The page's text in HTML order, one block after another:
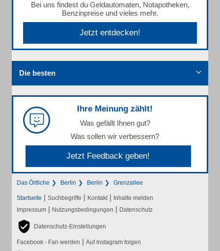
Bei uns findest du Geldautomaten, Notapotheken,
Benzinpreise und vieles mehr.
Jetzt entdecken!
Die besten
Ihre Meinung zählt!
Was gefällt Ihnen gut?
Was sollen wir verbessern?
Jetzt Feedback geben!
Das Örtliche Berlin Berlin Grenzallee
Startseite | Suchbegriffe | Kontakt | Inhalte melden
Impressum | Nutzungsbedingungen | Datenschutz
Datenschutz-Einstellungen
Facebook - Fan werden | Auf Instagram folgen